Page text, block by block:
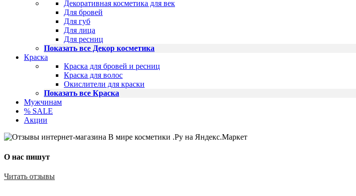
Декоративная косметика для век
Для бровей
Для губ
Для лица
Для ресниц
Показать все Декор косметика
Краска
Краска для бровей и ресниц
Краска для волос
Окислители для краски
Показать все Краска
Мужчинам
% SALE
Акции
О нас пишут
Читать отзывы